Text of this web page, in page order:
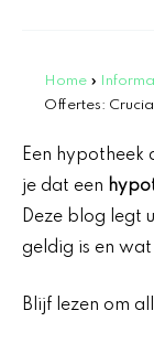
Home »
Offertes:
Een hypotheek
je dat een
Deze blog legt
geldig is en
Blijf lezen om